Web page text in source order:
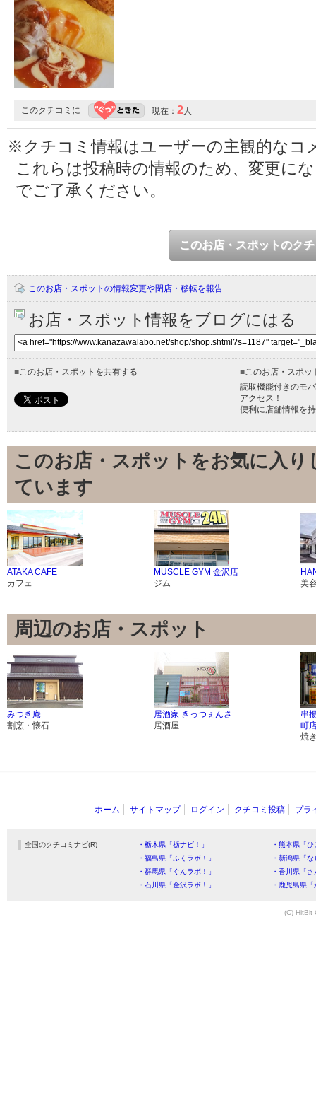
このクチコミに 現在： 2 人
※クチコミ情報はユーザーの主観的なコ
これらは投稿時の情報のため、変更に
でご了承ください。
このお店・スポットのク
このお店・スポットの情報変更や閉店・移転を報告
お店・スポット情報をブログにはる
■ このお店・スポットを共有する ■ このお店・スポ
読取機能付きのモ
アクセス！
便利に店舗情報を
このお店・スポットをお気に入
ています
ATAKA CAFE
カフェ
MUSCLE GYM 金沢店
ジム
美
周辺のお店・スポット
みつき庵
割烹・懐石
居酒家 きっつぇんさ
居酒屋
串
町
焼
ホーム サイトマップ ログイン クチコミ投稿 プラ
全国のクチコミナビ(R) ・栃木県「栃ナビ！」
・熊本県「
・福島県「ふくラボ！」
・新潟県「
・群馬県「ぐんラボ！」
・香川県「
・石川県「金沢ラボ！」
・鹿児島県
(C) HitBit